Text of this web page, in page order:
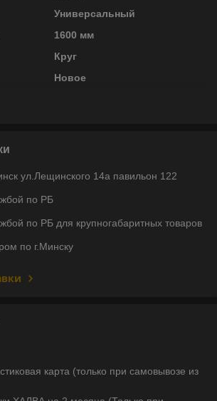
Универсальный
1600 мм
Круг
Новое
ул.Лещинского 14а павильон 122
по РБ
по РБ для крупногабаритных товаров
по г.Минску
карта (только при самовывозе из